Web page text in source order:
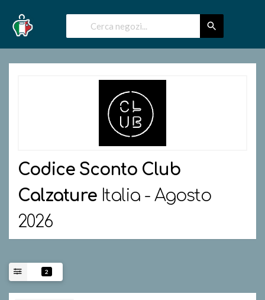
Codice Sconto Club
Calzature Italia - Agosto
2026
2